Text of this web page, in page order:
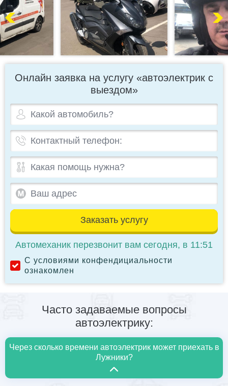
Онлайн заявка на услугу «автоэлектрик с
выездом»
Заказать услугу
С условиями конфендициальности
ознакомлен
Автомеханик перезвонит вам сегодня, в 11:51
Часто задаваемые вопросы
автоэлектрику:
Через сколько времени автоэлектрик может приехать в
Лужники?